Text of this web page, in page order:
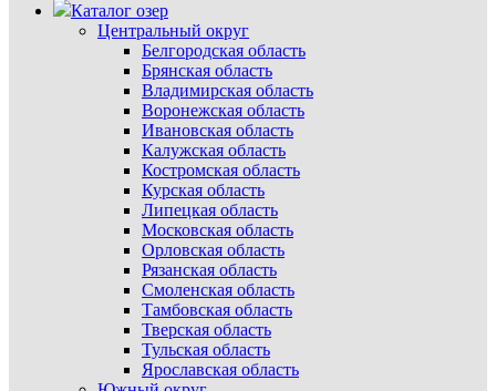
Каталог озер
Центральный округ
Белгородская область
Брянская область
Владимирская область
Воронежская область
Ивановская область
Калужская область
Костромская область
Курская область
Липецкая область
Московская область
Орловская область
Рязанская область
Смоленская область
Тамбовская область
Тверская область
Тульская область
Ярославская область